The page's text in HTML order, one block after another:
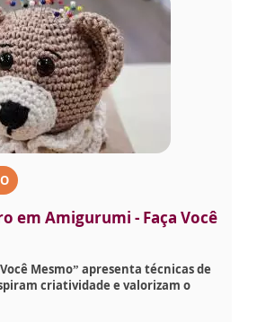
em Amigurumi - Faça Você
Mesmo” apresenta técnicas de
criatividade e valorizam o